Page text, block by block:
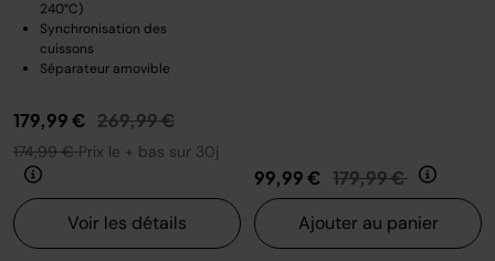
240°C)
Synchronisation des
cuissons
Séparateur amovible
179,99 € Prix réduit de
269,99 €au
174,99 €Prix le + bas sur 30j
Voir les détails
99,99 € Prix réduit de
179,99 € au
Ajouter au panier